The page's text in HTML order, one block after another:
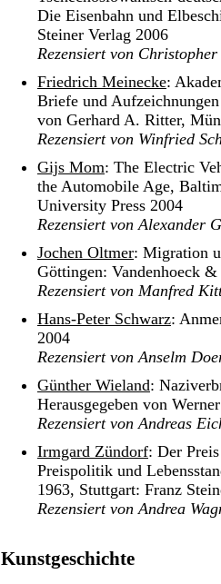
Die Eisenbahn und
Steiner Verlag 2006
Rezensiert von
Friedrich Meinecke:
Briefe und
von Gerhard A. Ritter,
Rezensiert von Winfried
Gijs Mom: The Electric
the Automobile Age,
University Press 2004
Rezensiert von Alexander
Jochen Oltmer: Migration
Göttingen: Vandenhoeck
Rezensiert von Manfred
Hans-Peter Schwarz:
2004
Rezensiert von Anselm
Günther Wieland:
Herausgegeben von
Rezensiert von Andreas
Irmgard Zündorf: Der
Preispolitik und
1963, Stuttgart: Franz
Rezensiert von Andrea
Kunstgeschichte